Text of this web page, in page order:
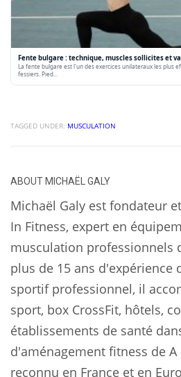
Fente bulgare : technique, muscles sollicites et
La fente bulgare est l'un des exercices unilateraux les plus
fessiers. Pied…
TAGGED UNDER: MUSCULATION
ABOUT MICHAËL GALY
Michaël Galy est fondateur
In Fitness, expert en
musculation professionnels
plus de 15 ans d'expérience
sportif professionnel, il
sport, box CrossFit, hôtels,
établissements de santé
d'aménagement fitness de A
reconnu en France et en